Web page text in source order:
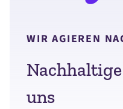
WIR AGIEREN
uns